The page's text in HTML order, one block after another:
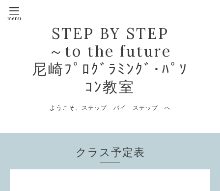
STEP BY STEP
～to the future
尼崎ﾌﾟﾛｸﾞﾗﾐﾝｸﾞ･ﾊﾟｿ
ｺﾝ教室
ようこそ、ステップ バイ ステップ へ
クラス予定表